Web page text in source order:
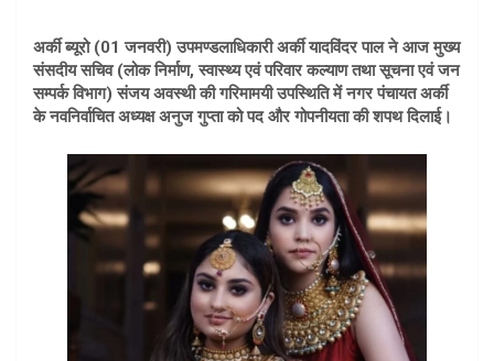
अर्की ब्यूरो (01 जनवरी) उपमण्डलाधिकारी अर्की यादविंदर पाल ने आज मुख्य
संसदीय सचिव (लोक निर्माण, स्वास्थ्य एवं परिवार कल्याण तथा सूचना एवं जन
सम्पर्क विभाग) संजय अवस्थी की गरिमामयी उपस्थिति में नगर पंचायत अर्की
के नवनिर्वाचित अध्यक्ष अनुज गुप्ता को पद और गोपनीयता की शपथ दिलाई।